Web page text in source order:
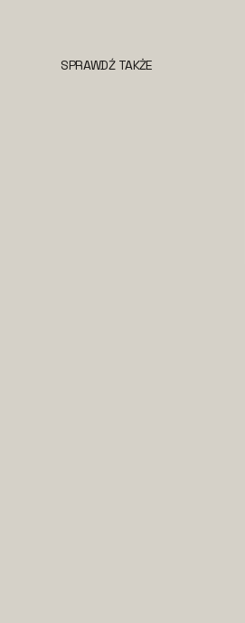
SPRAWDŹ TAKŻE